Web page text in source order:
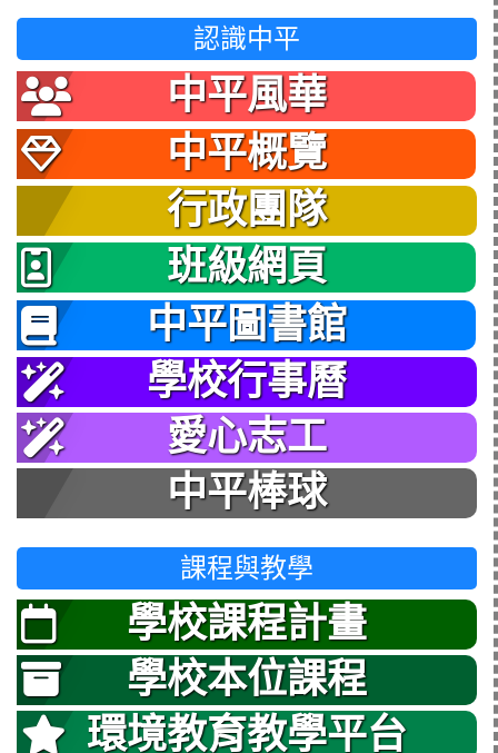
認識中平
中平風華
中平概覽
行政團隊
班級網頁
中平圖書館
學校行事曆
愛心志工
中平棒球
課程與教學
學校課程計畫
學校本位課程
環境教育教學平台